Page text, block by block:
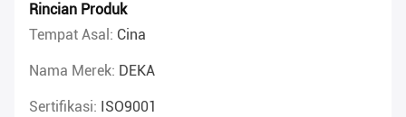
Rincian Produk
Tempat Asal: Cina
Nama Merek: DEKA
Sertifikasi: ISO9001